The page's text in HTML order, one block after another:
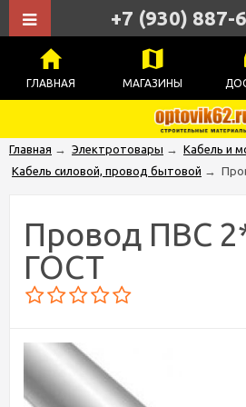
ГЛАВНАЯ МАГАЗИНЫ
+7 (930) 887-
Главная → Электротовары → Кабель и
Кабель силовой, провод бытовой →
Провод ПВС
ГОСТ